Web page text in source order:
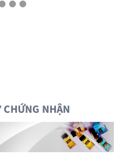
CHỨNG NHẬN